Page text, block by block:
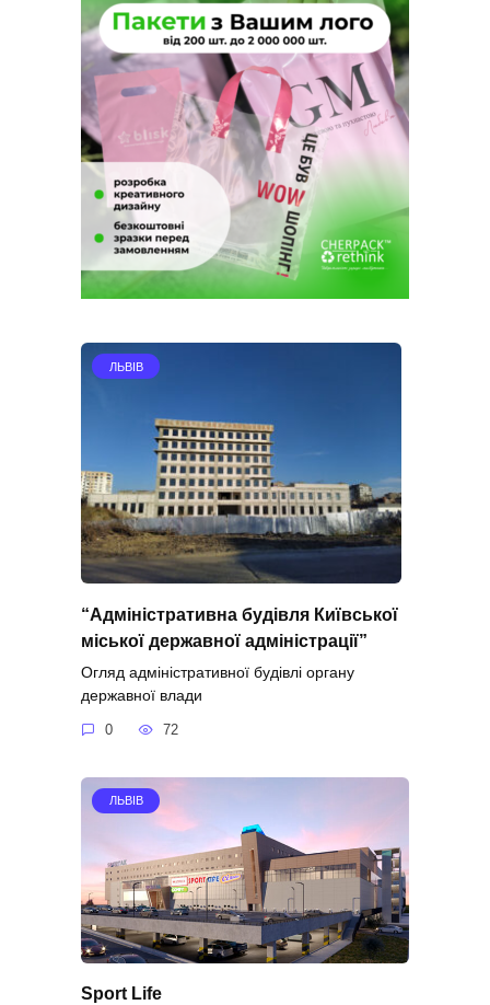
ЛЬВІВ
“Адміністративна будівля Київської
міської державної адміністрації”
Огляд адміністративної будівлі органу
державної влади
0 72
ЛЬВІВ
Sport Life